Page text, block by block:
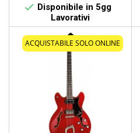
 Disponibile in 5gg
Lavorativi
ACQUISTABILE SOLO ONLINE